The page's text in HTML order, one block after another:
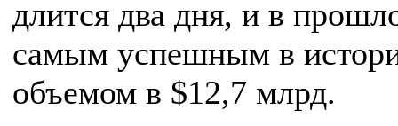
длится два дня, и в
самым успешным в
объемом в $12,7 млрд.